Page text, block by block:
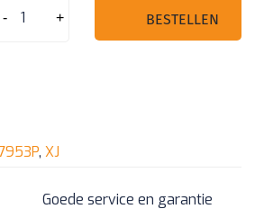
- + BESTELLEN
,XJ
Goede service en garantie